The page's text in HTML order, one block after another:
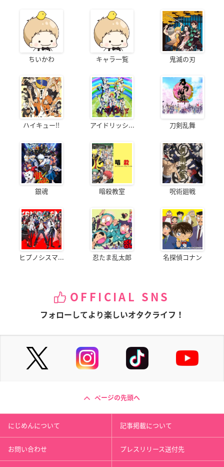
ちいかわ キャラ一覧 鬼滅の刃
ハイキュー!! アイドリッシ... 刀剣乱舞
銀魂 暗殺教室 呪術廻戦
ヒプノシスマ... 忍たま乱太郎 名探偵コナン
OFFICIAL SNS
フォローしてより楽しいオタクライフ！
ページの先頭へ
にじめんについて 記事掲載について
お問い合わせ プレスリリース送付先